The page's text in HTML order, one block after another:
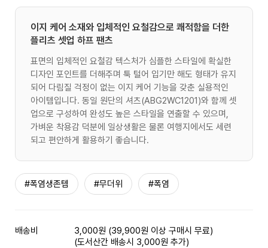
이지 케어 소재와 입체적인 요철감으로 쾌적함을 더한
플리츠 셋업 하프 팬츠
표면의 입체적인 요철감 텍스처가 심플한 스타일에 확실한
디자인 포인트를 더해주며 툭 털어 입기만 해도 형태가 유지
되어 다림질 걱정이 없는 이지 케어 기능을 갖춘 실용적인
아이템입니다. 동일 원단의 셔츠(ABG2WC1201)와 함께 셋
업으로 구성하여 완성도 높은 스타일을 연출할 수 있으며,
가벼운 착용감 덕분에 일상생활은 물론 여행지에서도 세련
되고 편안하게 활용하기 좋습니다.
#폭염생존템 #무더위 #폭염
배송비
3,000원 (39,900원 이상 구매시 무료)
(도서산간 배송시 3,000원 추가)